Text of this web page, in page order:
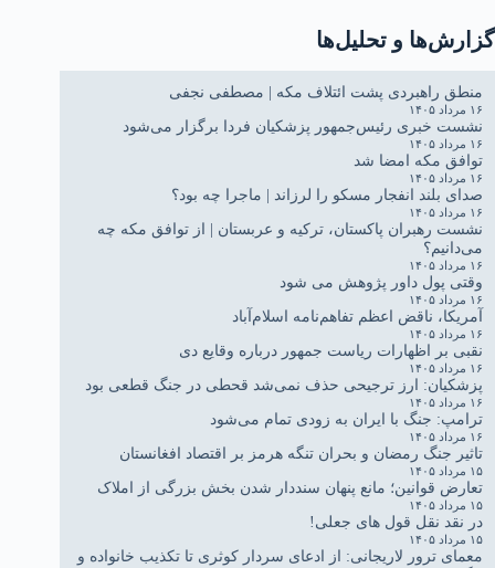
گزارش‌ها و تحلیل‌ها
منطق راهبردی پشت ائتلاف مکه | مصطفی نجفی
۱۶ مرداد ۱۴۰۵
نشست خبری رئیس‌جمهور پزشکیان فردا برگزار می‌شود
۱۶ مرداد ۱۴۰۵
توافق مکه امضا شد
۱۶ مرداد ۱۴۰۵
صدای بلند انفجار مسکو را لرزاند | ماجرا چه بود؟
۱۶ مرداد ۱۴۰۵
نشست رهبران پاکستان، ترکیه و عربستان | از توافق مکه چه
می‌دانیم؟
۱۶ مرداد ۱۴۰۵
وقتی پول داور پژوهش می شود
۱۶ مرداد ۱۴۰۵
آمریکا، ناقض اعظم تفاهم‌نامه اسلام‌آباد
۱۶ مرداد ۱۴۰۵
نقبی بر اظهارات ریاست جمهور درباره وقایع دی
۱۶ مرداد ۱۴۰۵
پزشکیان: ارز ترجیحی حذف نمی‌شد قحطی در جنگ قطعی بود
۱۶ مرداد ۱۴۰۵
ترامپ: جنگ با ایران به زودی تمام می‌شود
۱۶ مرداد ۱۴۰۵
تاثیر جنگ رمضان و بحران تنگه هرمز بر اقتصاد افغانستان
۱۵ مرداد ۱۴۰۵
تعارض قوانین؛ مانع پنهان سنددار شدن بخش بزرگی از املاک
۱۵ مرداد ۱۴۰۵
در نقد نقل قول های جعلی!
۱۵ مرداد ۱۴۰۵
معمای ترور لاریجانی: از ادعای سردار کوثری تا تکذیب خانواده و